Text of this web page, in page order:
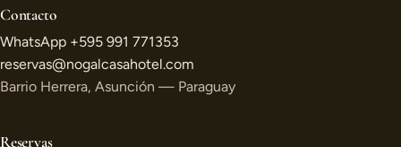
Contacto
WhatsApp +595 991 771353
reservas@nogalcasahotel.com
Barrio Herrera, Asunción — Paraguay
Reservas